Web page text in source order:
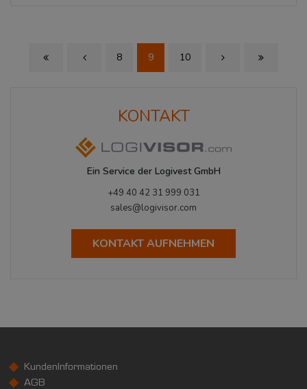
First Page Previous Page
8 9 10 Next PageLast Page
KONTAKT
Ein Service der Logivest GmbH
+49 40 42 31 999 031
sales@logivisor.com
KONTAKT AUFNEHMEN
KundenInformationen
AGB